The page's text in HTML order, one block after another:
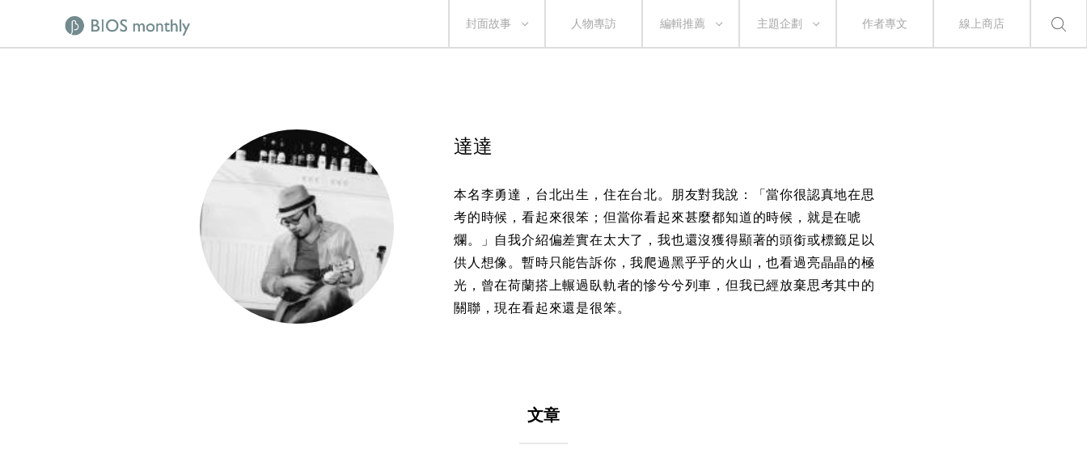
封面故事 人物專訪 編輯推薦 主題企劃 作者專文 線上商店
達達
本名李勇達，台北出生，住在台北。朋友對我說：「當你很認真地在思
考的時候，看起來很笨；但當你看起來甚麼都知道的時候，就是在唬
爛。」自我介紹偏差實在太大了，我也還沒獲得顯著的頭銜或標籤足以
供人想像。暫時只能告訴你，我爬過黑乎乎的火山，也看過亮晶晶的極
光，曾在荷蘭搭上輾過臥軌者的慘兮兮列車，但我已經放棄思考其中的
關聯，現在看起來還是很笨。
文章